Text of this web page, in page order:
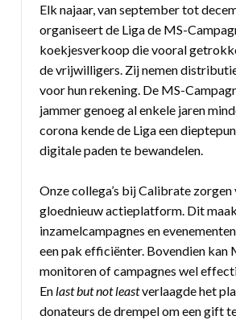
Elk najaar, van september tot
organiseert de Liga de MS-
koekjesverkoop die vooral
de vrijwilligers. Zij nemen
voor hun rekening. De MS-
jammer genoeg al enkele jaren
corona kende de Liga een
digitale paden te bewandelen.
Onze collega’s bij Calibrate zorgen
gloednieuw actieplatform. Dit
inzamelcampagnes en
een pak efficiënter. Bovendien kan
monitoren of campagnes wel
Enlast butnot leastverlaagde het
donateurs de drempel om een gift